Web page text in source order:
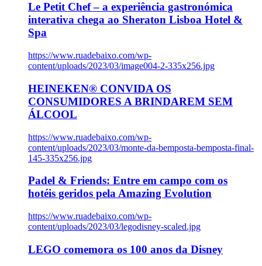
Le Petit Chef – a experiência gastronómica
interativa chega ao Sheraton Lisboa Hotel &
Spa
https://www.ruadebaixo.com/wp-
content/uploads/2023/03/image004-2-335x256.jpg
HEINEKEN® CONVIDA OS
CONSUMIDORES A BRINDAREM SEM
ÁLCOOL
https://www.ruadebaixo.com/wp-
content/uploads/2023/03/monte-da-bemposta-bemposta-final-
145-335x256.jpg
Padel & Friends: Entre em campo com os
hotéis geridos pela Amazing Evolution
https://www.ruadebaixo.com/wp-
content/uploads/2023/03/legodisney-scaled.jpg
LEGO comemora os 100 anos da Disney